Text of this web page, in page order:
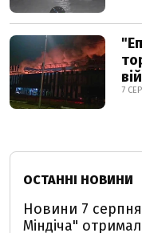
7
ОСТАННІ НОВИНИ
Новини 7
Міндіча"